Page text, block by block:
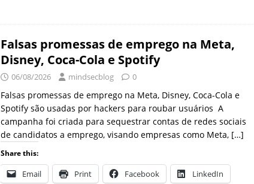
Falsas promessas de emprego na Meta,
Disney, Coca-Cola e Spotify
06/08/2026 mindsecblog 0
Falsas promessas de emprego na Meta, Disney, Coca-Cola e
Spotify são usadas por hackers para roubar usuários A
campanha foi criada para sequestrar contas de redes sociais
de candidatos a emprego, visando empresas como Meta, […]
Share this:
Email Print Facebook LinkedIn